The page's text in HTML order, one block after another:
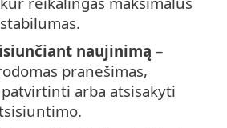
naujinimą –
pranešimas,
arba atsisakyti